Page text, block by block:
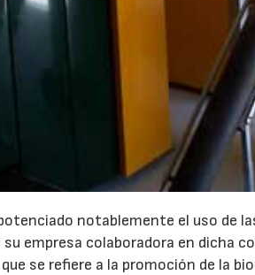
notablemente el uso de
su empresa colaboradora en dicha
se refiere a la promoción de la